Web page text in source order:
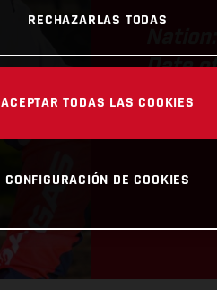
Date
Bike:
RECHAZARLAS TODAS
ACEPTAR TODAS LAS COOKIES
CONFIGURACIÓN DE COOKIES